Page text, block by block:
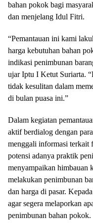
bahan pokok bagi
dan menjelang Idul Fitri.
“Pemantauan ini kami
harga kebutuhan bahan
indikasi penimbunan
ujar Iptu I Ketut Suriarta.
tidak kesulitan dalam
di bulan puasa ini.”
Dalam kegiatan
aktif berdialog dengan
menggali informasi terkait
potensi adanya praktik
menyampaikan himbauan
melakukan penimbunan
dan harga di pasar.
agar segera melaporkan
penimbunan bahan pokok.